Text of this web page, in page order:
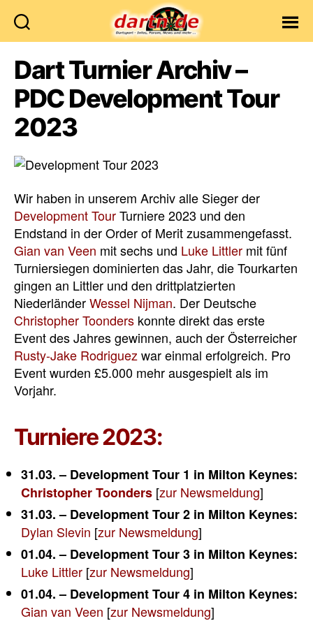
Dart Turnier Archiv –
PDC Development Tour
2023
Wir haben in unserem Archiv alle Sieger der
Development TourTurniere 2023 und den
Endstand in der Order of Merit zusammengefasst.
Gian van Veen mit sechs und Luke Littler mit fünf
Turniersiegen dominierten das Jahr, die Tourkarten
gingen an Littler und den drittplatzierten
NiederländerWessel Nijman. Der Deutsche
Christopher Toonders konnte direkt das erste
Event des Jahres gewinnen, auch der Österreicher
Rusty-Jake Rodriguez war einmal erfolgreich. Pro
Event wurden £5.000 mehr ausgespielt als im
Vorjahr.
Turniere 2023:
31.03. – Development Tour 1 in Milton Keynes:
Christopher Toonders [zur Newsmeldung]
31.03. – Development Tour 2 in Milton Keynes:
Dylan Slevin [zur Newsmeldung]
01.04. – Development Tour 3 in Milton Keynes:
Luke Littler [zur Newsmeldung]
01.04. – Development Tour 4 in Milton Keynes:
Gian van Veen [zur Newsmeldung]